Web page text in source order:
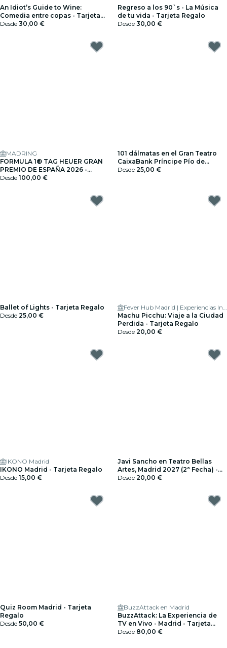
An Idiot’s Guide to Wine:
Comedia entre copas - Tarjeta
Regalo
Desde 30,00 €
Regreso a los 90`s - La Música
de tu vida - Tarjeta Regalo
Desde 30,00 €
MADRING
FORMULA 1® TAG HEUER GRAN
PREMIO DE ESPAÑA 2026 -
Tarjeta Regalo
Desde 100,00 €
101 dálmatas en el Gran Teatro
CaixaBank Príncipe Pío de
Madrid - Tarjeta Regalo
Desde 25,00 €
Ballet of Lights - Tarjeta Regalo
Desde 25,00 €
Fever Hub Madrid | Experiencias Inmersivas
Machu Picchu: Viaje a la Ciudad
Perdida - Tarjeta Regalo
Desde 20,00 €
IKONO Madrid
IKONO Madrid - Tarjeta Regalo
Desde 15,00 €
Javi Sancho en Teatro Bellas
Artes, Madrid 2027 (2ª Fecha) -
Tarjeta Regalo
Desde 20,00 €
Quiz Room Madrid - Tarjeta
Regalo
Desde 50,00 €
BuzzAttack en Madrid
BuzzAttack: La Experiencia de
TV en Vivo - Madrid - Tarjeta
Regalo
Desde 80,00 €